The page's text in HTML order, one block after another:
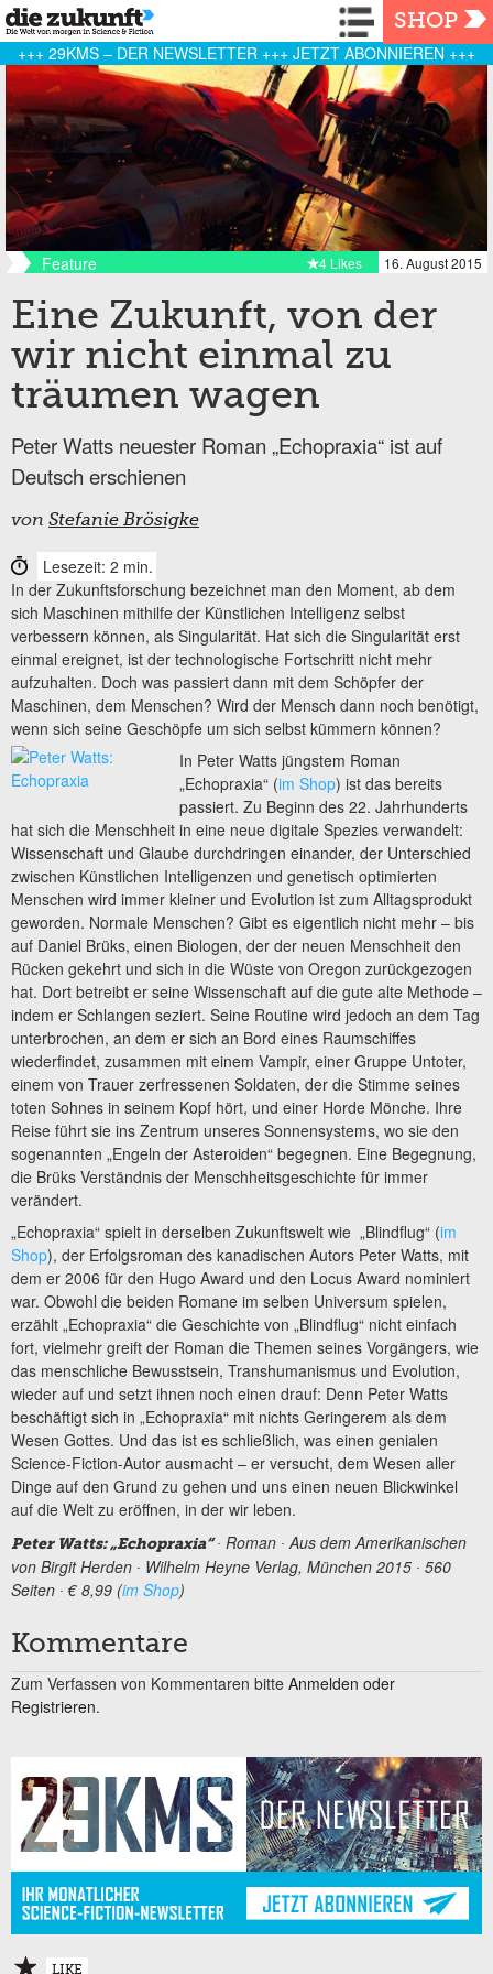
Navigation
SHOP
+++ 29KMS – DER NEWSLETTER +++ JETZT ABONNIEREN +++
Feature 16. August 2015
4 Likes
Eine Zukunft, von der
wir nicht einmal zu
träumen wagen
Peter Watts neuester Roman „Echopraxia“ ist auf
Deutsch erschienen
von Stefanie Brösigke
Lesezeit: 2 min.
In der Zukunftsforschung bezeichnet man den Moment, ab dem
sich Maschinen mithilfe der Künstlichen Intelligenz selbst
verbessern können, als Singularität. Hat sich die Singularität erst
einmal ereignet, ist der technologische Fortschritt nicht mehr
aufzuhalten. Doch was passiert dann mit dem Schöpfer der
Maschinen, dem Menschen? Wird der Mensch dann noch benötigt,
wenn sich seine Geschöpfe um sich selbst kümmern können?
In Peter Watts jüngstem Roman
„Echopraxia“ (im Shop) ist das bereits
passiert. Zu Beginn des 22. Jahrhunderts
hat sich die Menschheit in eine neue digitale Spezies verwandelt:
Wissenschaft und Glaube durchdringen einander, der Unterschied
zwischen Künstlichen Intelligenzen und genetisch optimierten
Menschen wird immer kleiner und Evolution ist zum Alltagsprodukt
geworden. Normale Menschen? Gibt es eigentlich nicht mehr – bis
auf Daniel Brüks, einen Biologen, der der neuen Menschheit den
Rücken gekehrt und sich in die Wüste von Oregon zurückgezogen
hat. Dort betreibt er seine Wissenschaft auf die gute alte Methode –
indem er Schlangen seziert. Seine Routine wird jedoch an dem Tag
unterbrochen, an dem er sich an Bord eines Raumschiffes
wiederfindet, zusammen mit einem Vampir, einer Gruppe Untoter,
einem von Trauer zerfressenen Soldaten, der die Stimme seines
toten Sohnes in seinem Kopf hört, und einer Horde Mönche. Ihre
Reise führt sie ins Zentrum unseres Sonnensystems, wo sie den
sogenannten „Engeln der Asteroiden“ begegnen. Eine Begegnung,
die Brüks Verständnis der Menschheitsgeschichte für immer
verändert.
„Echopraxia“ spielt in derselben Zukunftswelt wie „Blindflug“ (im
Shop), der Erfolgsroman des kanadischen Autors Peter Watts, mit
dem er 2006 für den Hugo Award und den Locus Award nominiert
war. Obwohl die beiden Romane im selben Universum spielen,
erzählt „Echopraxia“ die Geschichte von „Blindflug“ nicht einfach
fort, vielmehr greift der Roman die Themen seines Vorgängers, wie
das menschliche Bewusstsein, Transhumanismus und Evolution,
wieder auf und setzt ihnen noch einen drauf: Denn Peter Watts
beschäftigt sich in „Echopraxia“ mit nichts Geringerem als dem
Wesen Gottes. Und das ist es schließlich, was einen genialen
Science-Fiction-Autor ausmacht – er versucht, dem Wesen aller
Dinge auf den Grund zu gehen und uns einen neuen Blickwinkel
auf die Welt zu eröffnen, in der wir leben.
Peter Watts: „Echopraxia“∙ Roman ∙ Aus dem Amerikanischen
von Birgit Herden ∙ Wilhelm Heyne Verlag, München 2015 ∙ 560
Seiten ∙ € 8,99 (im Shop)
Kommentare
Zum Verfassen von Kommentaren bitte Anmelden oder
Registrieren.
LIKE